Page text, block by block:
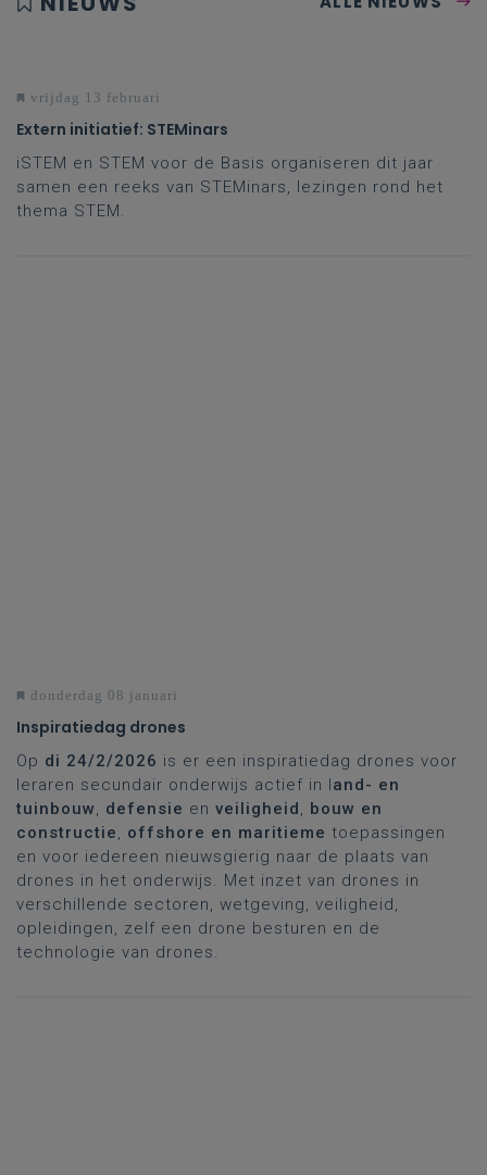
vrijdag 13 februari
Extern initiatief: STEMinars
iSTEM en STEM voor de Basis organiseren dit jaar
samen een reeks van STEMinars, lezingen rond het
thema STEM.
donderdag 08 januari
Inspiratiedag drones
Op di 24/2/2026 is er een inspiratiedag drones voor
leraren secundair onderwijs actief in land- en
tuinbouw
defensie en veiligheid
bouw en
constructie
offshore en maritieme toepassingen
en voor iedereen nieuwsgierig naar de plaats van
drones in het onderwijs. Met inzet van drones in
verschillende sectoren, wetgeving, veiligheid,
opleidingen, zelf een drone besturen en de
technologie van drones.